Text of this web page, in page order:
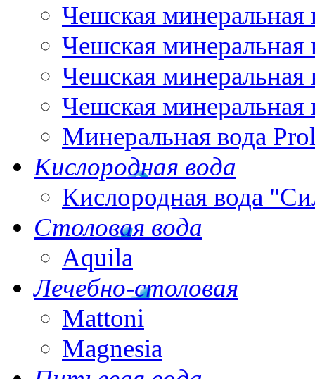
Чешская минеральная
Чешская минеральная
Чешская минеральная
Чешская минеральная
Минеральная вода
Кислородная вода
Кислородная вода
Столовая вода
Aquila
Лечебно-столовая
Mattoni
Magnesia